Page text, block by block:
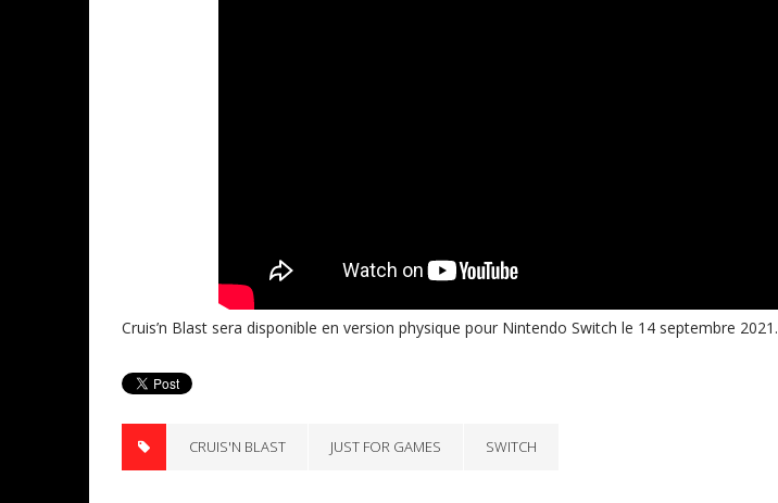
Cruis’n Blast sera disponible en version physique pour Nintendo Switch le 14 septembre 2021.
CRUIS'N BLAST JUST FOR GAMES SWITCH